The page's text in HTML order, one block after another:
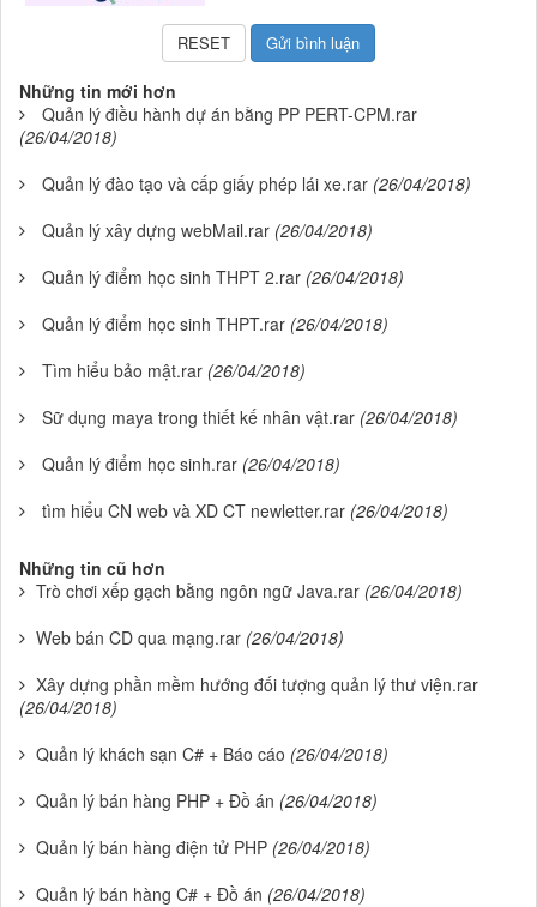
Những tin mới hơn
Quản lý điều hành dự án bằng PP PERT-CPM.rar
(26/04/2018)
Quản lý đào tạo và cấp giấy phép lái xe.rar (26/04/2018)
Quản lý xây dựng webMail.rar (26/04/2018)
Quản lý điểm học sinh THPT 2.rar (26/04/2018)
Quản lý điểm học sinh THPT.rar (26/04/2018)
Tìm hiểu bảo mật.rar (26/04/2018)
Sữ dụng maya trong thiết kế nhân vật.rar (26/04/2018)
Quản lý điểm học sinh.rar (26/04/2018)
tìm hiểu CN web và XD CT newletter.rar (26/04/2018)
Những tin cũ hơn
Trò chơi xếp gạch bằng ngôn ngữ Java.rar (26/04/2018)
Web bán CD qua mạng.rar (26/04/2018)
Xây dựng phần mềm hướng đối tượng quản lý thư viện.rar
(26/04/2018)
Quản lý khách sạn C# + Báo cáo (26/04/2018)
Quản lý bán hàng PHP + Đồ án (26/04/2018)
Quản lý bán hàng điện tử PHP (26/04/2018)
Quản lý bán hàng C# + Đồ án (26/04/2018)